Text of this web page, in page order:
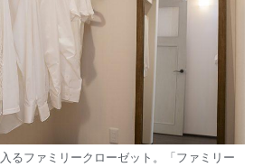
るファミリークローゼット。「ファミリー